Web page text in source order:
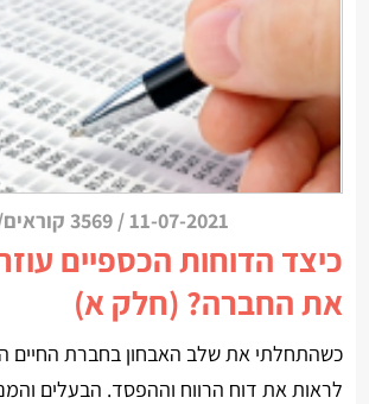
11-07-2021
/ 3569 קוראים/ות
כיצד הדוחות הכספיים
את החברה? (חלק א)
כשהתחלתי את שלב האבחון בחברת החיים
לראות את דוח הרווח וההפסד. הבעלים